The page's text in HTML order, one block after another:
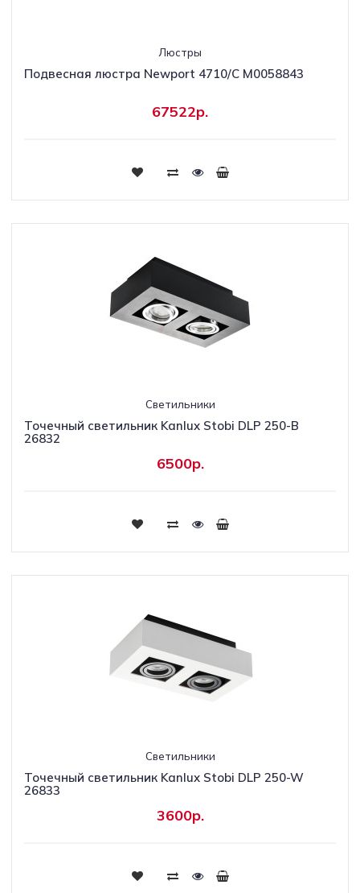
Люстры
Подвесная люстра Newport 4710/C М0058843
67522р.
Светильники
Точечный светильник Kanlux Stobi DLP 250-B
26832
6500р.
Светильники
Точечный светильник Kanlux Stobi DLP 250-W
26833
3600р.